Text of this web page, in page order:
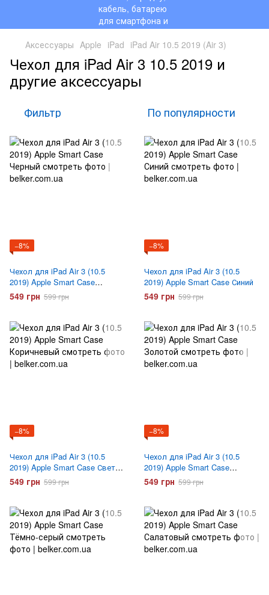
Аксессуары Apple iPad iPad Air 10.5 2019 (Air 3)
Чехол для iPad Air 3 10.5 2019 и
другие аксессуары
Фильтр По популярности
−8%
Чехол для iPad Air 3 (10.5
2019) Apple Smart Case
Черный
549 грн 599 грн
−8%
Чехол для iPad Air 3 (10.5
2019) Apple Smart Case Синий
549 грн 599 грн
−8%
Чехол для iPad Air 3 (10.5
2019) Apple Smart Case Светло
Коричневый
549 грн 599 грн
−8%
Чехол для iPad Air 3 (10.5
2019) Apple Smart Case
Золотой
549 грн 599 грн